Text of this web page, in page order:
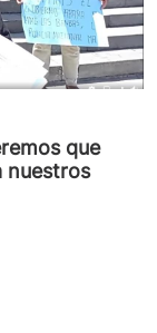
que
nuestros